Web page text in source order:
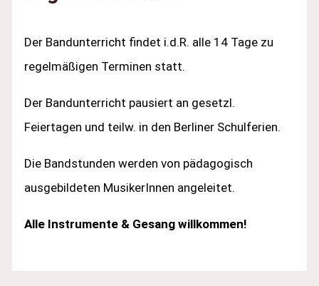
Der Bandunterricht findet i.d.R. alle 14 Tage zu
regelmäßigen Terminen statt.
Der Bandunterricht pausiert an gesetzl.
Feiertagen und teilw. in den Berliner Schulferien.
Die Bandstunden werden von pädagogisch
ausgebildeten MusikerInnen angeleitet.
Alle Instrumente & Gesang willkommen!